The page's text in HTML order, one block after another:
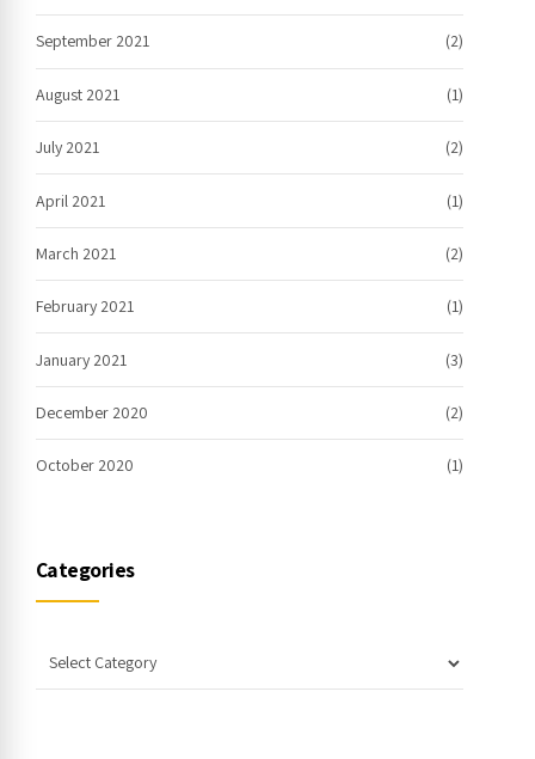
September 2021 (2)
August 2021 (1)
July 2021 (2)
April 2021 (1)
March 2021 (2)
February 2021 (1)
January 2021 (3)
December 2020 (2)
October 2020 (1)
Categories